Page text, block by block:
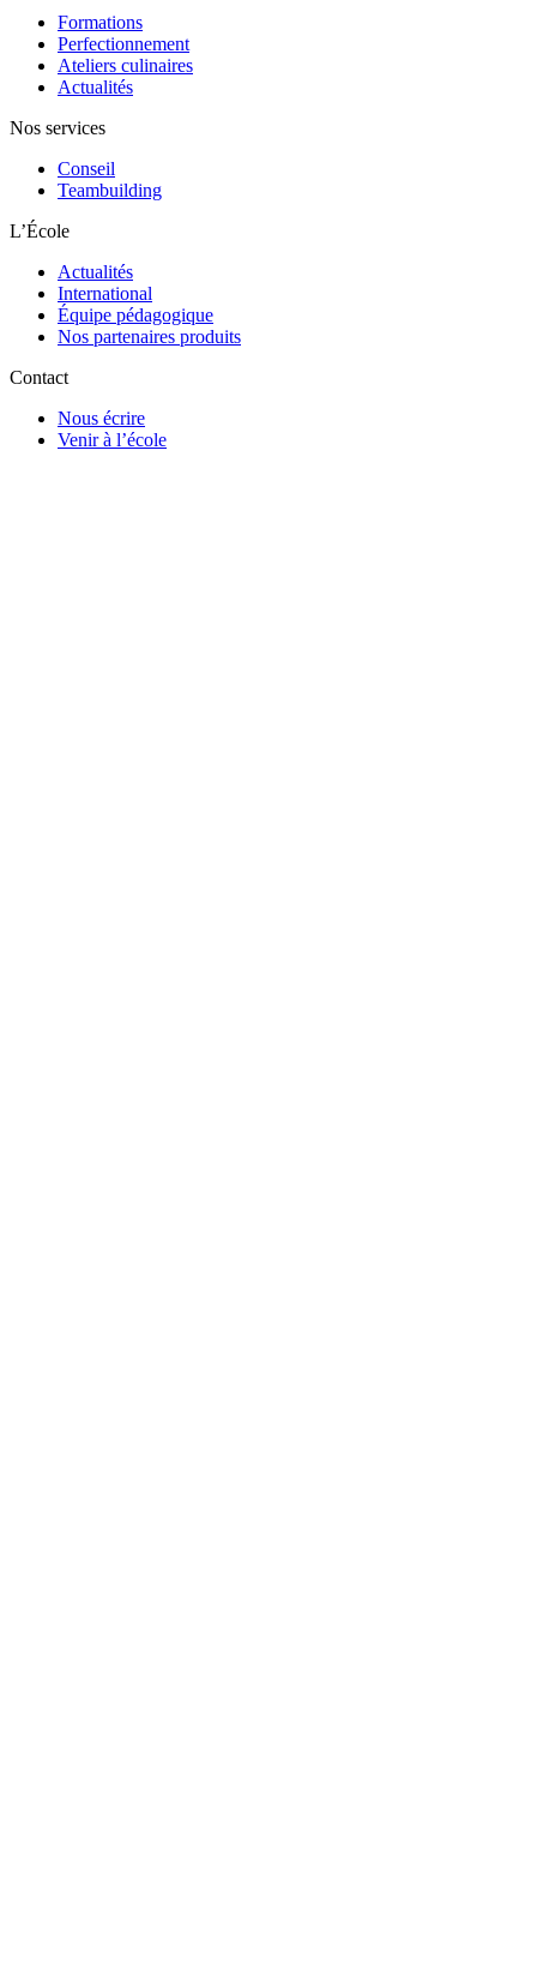
Formations
Perfectionnement
Ateliers culinaires
Actualités
Nos services
Conseil
Teambuilding
L’École
Actualités
International
Équipe pédagogique
Nos partenaires produits
Contact
Nous écrire
Venir à l’école